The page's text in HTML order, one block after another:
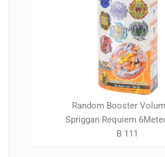
Random Booster
Spriggan Requiem
B 111